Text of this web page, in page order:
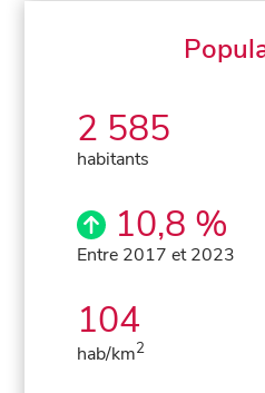
2 585
habitants
10,8 %
Entre 2017 et 2023
104
hab/km2